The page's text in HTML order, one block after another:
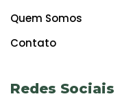
Quem Somos
Contato
Redes Sociais